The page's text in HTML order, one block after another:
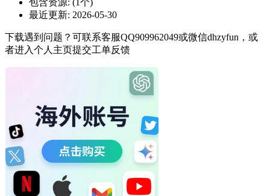
最近更新: 2026-05-30
下载遇到问题？可联系客服QQ909962049或微信dhzyfun，或
者进入个人主页提交工单反馈